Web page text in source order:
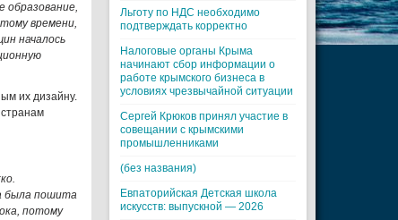
образование,
времени,
началось
их дизайну.
была пошита
потому
Льготу по НДС необходимо
подтверждать корректно
Налоговые органы Крыма
начинают сбор информации о
работе крымского бизнеса в
условиях чрезвычайной ситуации
Cергей Крюков принял участие в
совещании с крымскими
промышленниками
(без названия)
Евпаторийская Детская школа
искусств: выпускной — 2026